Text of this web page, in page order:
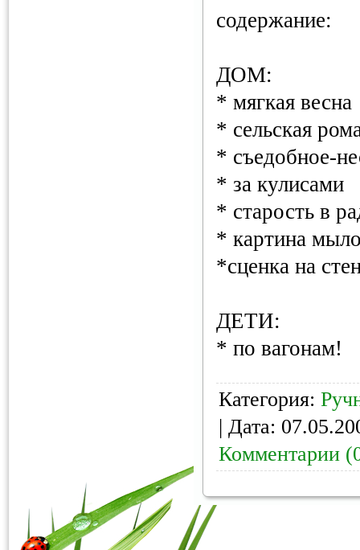
содержание:
ДОМ:
* мягкая весна
* сельская
* съедобное-
* за кулисами
* старость в
* картина
*сценка на
ДЕТИ:
* по вагонам!
Категория:
| Дата:
Комментарии